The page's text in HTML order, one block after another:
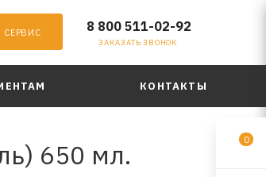
СЕРВИС 8 800 511-02-92
ЗАКАЗАТЬ ЗВОНОК
КОНТАКТЫ
650 мл. 0